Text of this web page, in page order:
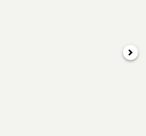
次へ